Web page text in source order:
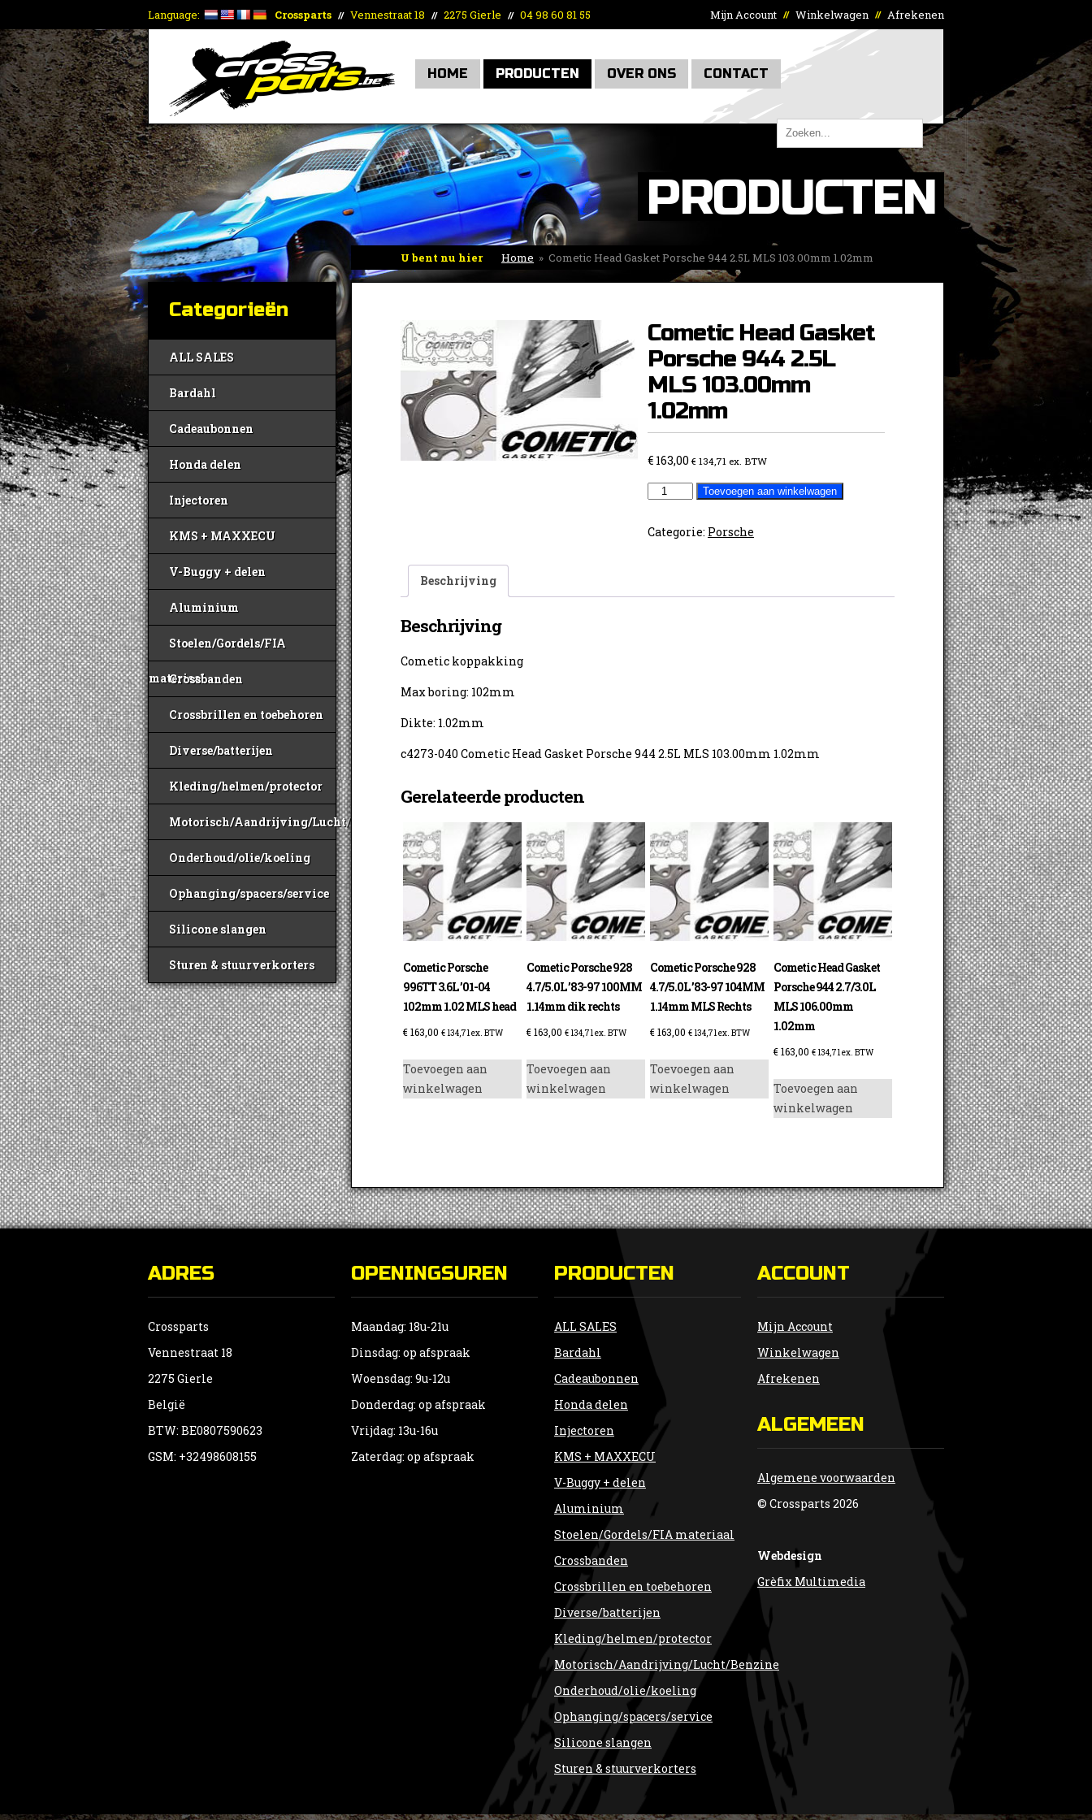
Language: Crossparts // Vennestraat 18 // 2275 Gierle // 04 98 60 81 55 Mijn Account // Winkelwagen // Afrekenen
HOME PRODUCTEN OVER ONS CONTACT
PRODUCTEN
U bent nu hier Home » Cometic Head Gasket Porsche 944 2.5L MLS 103.00mm 1.02mm
Categorieën
ALL SALES
Bardahl
Cadeaubonnen
Honda delen
Injectoren
KMS + MAXXECU
V-Buggy + delen
Aluminium
Stoelen/Gordels/FIA
materiaal
Crossbanden
Crossbrillen en toebehoren
Diverse/batterijen
Kleding/helmen/protector
Motorisch/Aandrijving/Lucht/Benzine
Onderhoud/olie/koeling
Ophanging/spacers/service
Silicone slangen
Sturen & stuurverkorters
Cometic Head Gasket
Porsche 944 2.5L
MLS 103.00mm
1.02mm
€163,00 € 134,71ex. BTW
Cometic
Gasket
Toevoegen aan winkelwagen
Categorie: Porsche
Beschrijving
Beschrijving
Cometic koppakking
Max boring: 102mm
Dikte: 1.02mm
c4273-040 Cometic Head Gasket Porsche 944 2.5L MLS 103.00mm 1.02mm
Gerelateerde producten
Cometic Porsche
996TT 3.6L ’01-04
102mm 1.02 MLS head
€163,00 € 134,71 ex. BTW
Toevoegen aan
winkelwagen
Cometic Porsche 928
4.7/5.0L ’83-97 100MM
1.14mm dik rechts
€163,00 € 134,71 ex. BTW
Toevoegen aan
winkelwagen
Cometic Porsche 928
4.7/5.0L ’83-97 104MM
1.14mm MLS Rechts
€163,00 €134,71 ex. BTW
Toevoegen aan
winkelwagen
Cometic Head Gasket
Porsche 944 2.7/3.0L
MLS 106.00mm
1.02mm
€163,00 €134,71 ex. BTW
Toevoegen aan
winkelwagen
ADRES
Crossparts
Vennestraat 18
2275 Gierle
België
BTW: BE0807590623
GSM: +32498608155
OPENINGSUREN
Maandag: 18u-21u
Dinsdag: op afspraak
Woensdag: 9u-12u
Donderdag: op afspraak
Vrijdag: 13u-16u
Zaterdag: op afspraak
PRODUCTEN
ALL SALES
Bardahl
Cadeaubonnen
Honda delen
Injectoren
KMS + MAXXECU
V-Buggy + delen
Aluminium
Stoelen/Gordels/FIA materiaal
Crossbanden
Crossbrillen en toebehoren
Diverse/batterijen
Kleding/helmen/protector
Motorisch/Aandrijving/Lucht/Benzine
Onderhoud/olie/koeling
Ophanging/spacers/service
Silicone slangen
Sturen & stuurverkorters
ACCOUNT
Mijn Account
Winkelwagen
Afrekenen
ALGEMEEN
Algemene voorwaarden
© Crossparts 2026
Webdesign
Grèfix Multimedia